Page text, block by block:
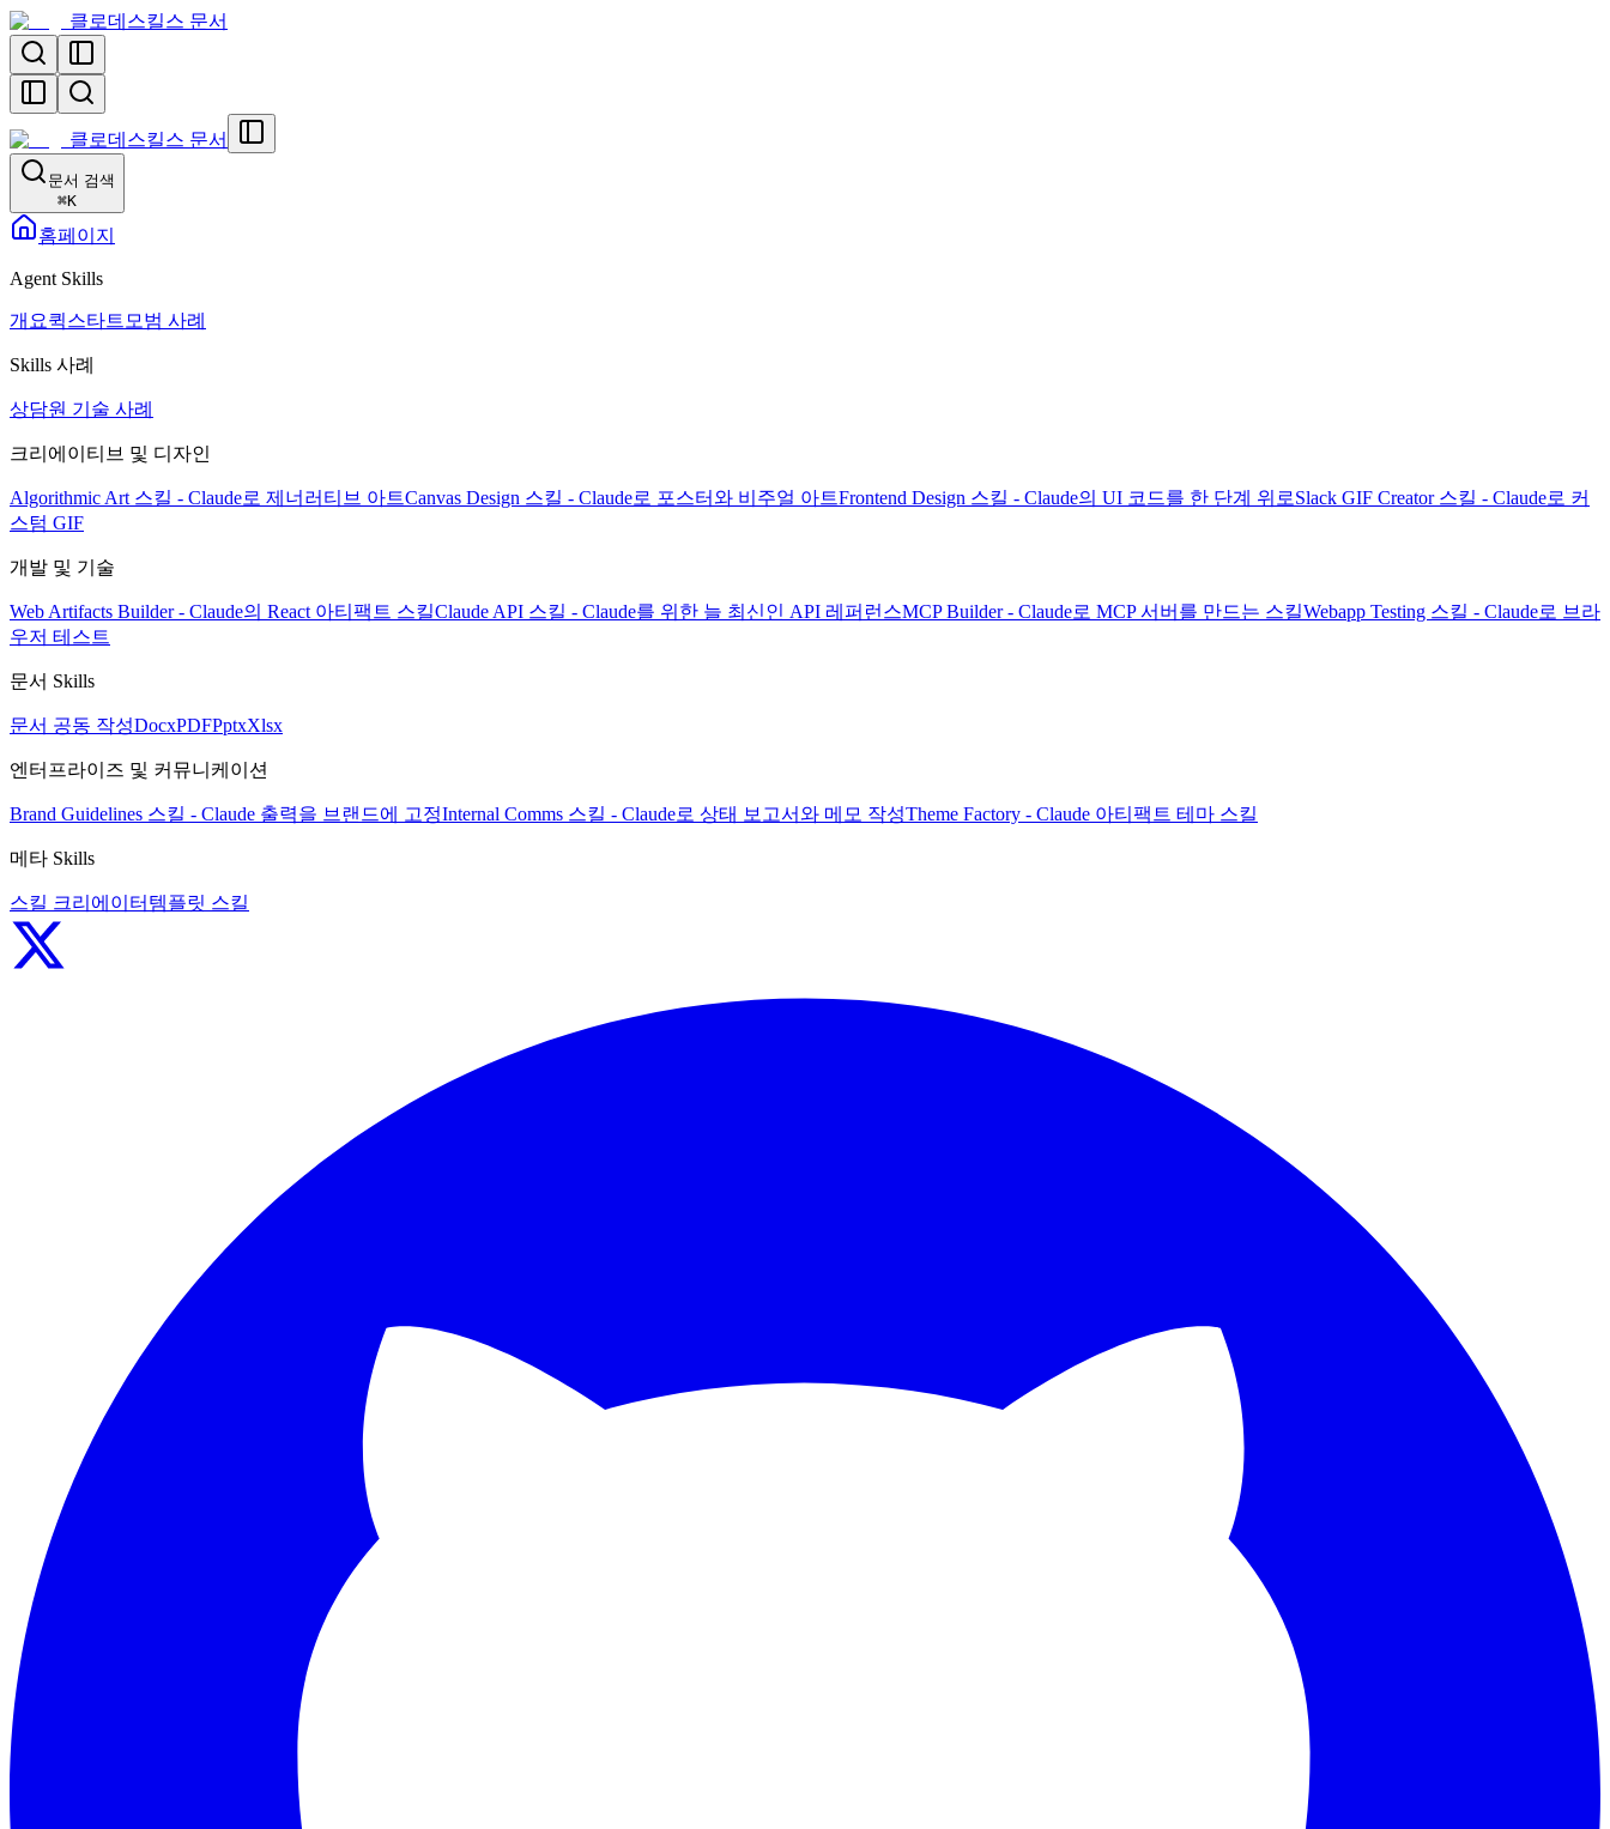
클로데스킬스 문서
클로데스킬스 문서
문서 검색
⌘K
홈페이지
Agent Skills
개요퀵스타트 모범 사례
Skills 사례
상담원 기술 사례
크리에이티브 및 디자인
Algorithmic Art 스킬 - Claude로 제너러티브 아트Canvas Design 스킬 - Claude로 포스터와 비주얼 아트Frontend Design 스킬 - Claude의 UI 코드를 한 단계 위로Slack GIF Creator 스킬 - Claude로 커
스텀 GIF
개발 및 기술
Web Artifacts Builder - Claude의 React 아티팩트 스킬Claude API 스킬 - Claude를 위한 늘 최신인 API 레퍼런스MCP Builder - Claude로 MCP 서버를 만드는 스킬Webapp Testing 스킬 - Claude로 브라
우저 테스트
문서 Skills
문서 공동 작성DocxPDFPptxXlsx
엔터프라이즈 및 커뮤니케이션
Brand Guidelines 스킬 - Claude 출력을 브랜드에 고정Internal Comms 스킬 - Claude로 상태 보고서와 메모 작성Theme Factory - Claude 아티팩트 테마 스킬
메타 Skills
스킬 크리에이터 템플릿 스킬